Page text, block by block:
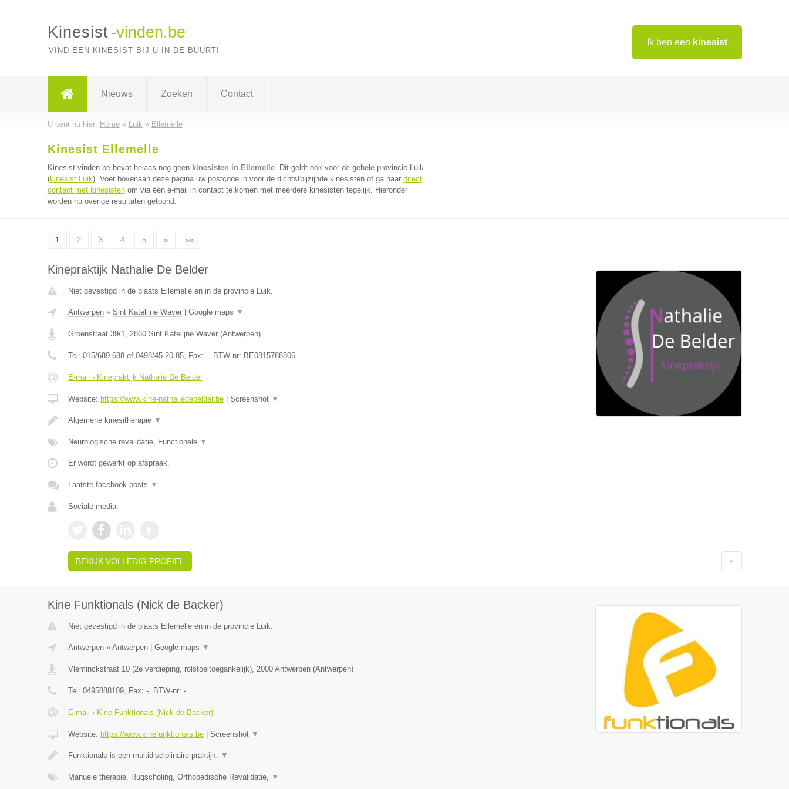
Ik ben een kinesist
Kinesist -vinden.be
VIND EEN KINESIST BIJ U IN DE BUURT!
Nieuws Zoeken Contact
U bent nu hier: Home» Luik » Ellemelle
Kinesist Ellemelle
Kinesist-vinden.be bevat helaas nog geen kinesisten in Ellemelle. Dit geldt ook voor de gehele provincie Luik
(kinesist Luik). Voer bovenaan deze pagina uw postcode in voor de dichtstbijzijnde kinesisten of ga naar direct
contact met kinesistenom via één e-mail in contact te komen met meerdere kinesisten tegelijk. Hieronder
worden nu overige resultaten getoond.
1 2 3 4 5 » »»
Kinepraktijk Nathalie De Belder
Niet gevestigd in de plaats Ellemelle en in de provincie Luik.
Antwerpen» Sint Katelijne Waver| Google maps ▼
Groenstraat 39/1, 2860 Sint Katelijne Waver(Antwerpen)
Tel: 015/689.688 of 0498/45.20.85, Fax: -, BTW-nr: BE0815788806
E-mail › Kinepraktijk Nathalie De Belder
Website: https://www.kine-nathaliedebelder.be| Screenshot ▼
Algemene kinesitherapie ▼
Neurologische revalidatie, Functionele ▼
Er wordt gewerkt op afspraak.
Laatste facebook posts ▼
Sociale media:
BEKIJK VOLLEDIG PROFIEL
Kine Funktionals (Nick de Backer)
Niet gevestigd in de plaats Ellemelle en in de provincie Luik.
Antwerpen» Antwerpen| Google maps ▼
Vleminckstraat 10 (2e verdieping, rolstoeltoegankelijk), 2000 Antwerpen(Antwerpen)
Tel: 0495888109, Fax: -, BTW-nr: -
E-mail › Kine Funktionals (Nick de Backer)
Website: https://www.kinefunktionals.be| Screenshot ▼
Funktionals is een multidisciplinaire praktijk. ▼
Manuele therapie, Rugscholing, Orthopedische Revalidatie, ▼